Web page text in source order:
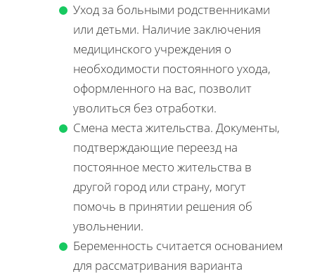
Уход за больными родственниками
или детьми. Наличие заключения
медицинского учреждения о
необходимости постоянного ухода,
оформленного на вас, позволит
уволиться без отработки.
Смена места жительства. Документы,
подтверждающие переезд на
постоянное место жительства в
другой город или страну, могут
помочь в принятии решения об
увольнении.
Беременность считается основанием
для рассматривания варианта